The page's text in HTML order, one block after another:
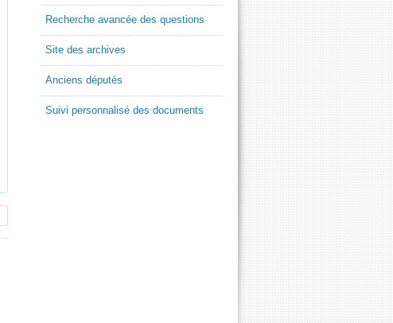
Recherche avancée des questions
Site des archives
Anciens députés
Suivi personnalisé des documents